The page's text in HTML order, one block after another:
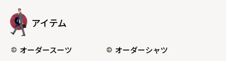
アイテム
オーダースーツ
オーダーシャツ